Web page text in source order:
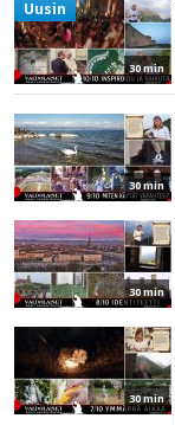
30 min
Uusin
30 min
30 min
30 min